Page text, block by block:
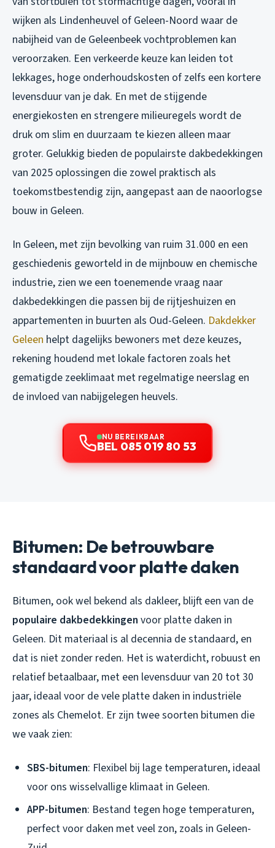
wijken als Lindenheuvel of Geleen-Noord waar de
nabijheid van de Geleenbeek vochtproblemen kan
veroorzaken. Een verkeerde keuze kan leiden tot
lekkages, hoge onderhoudskosten of zelfs een kortere
levensduur van je dak. En met de stijgende
energiekosten en strengere milieuregels wordt de
druk om slim en duurzaam te kiezen alleen maar
groter. Gelukkig bieden de populairste dakbedekkingen
van 2025 oplossingen die zowel praktisch als
toekomstbestendig zijn, aangepast aan de naoorlogse
bouw in Geleen.
In Geleen, met zijn bevolking van ruim 31.000 en een
geschiedenis geworteld in de mijnbouw en chemische
industrie, zien we een toenemende vraag naar
dakbedekkingen die passen bij de rijtjeshuizen en
appartementen in buurten als Oud-Geleen. Dakdekker
Geleen helpt dagelijks bewoners met deze keuzes,
rekening houdend met lokale factoren zoals het
gematigde zeeklimaat met regelmatige neerslag en
de invloed van nabijgelegen heuvels.
NU BEREIKBAAR
BEL 085 019 80 53
Bitumen: De betrouwbare
standaard voor platte daken
Bitumen, ook wel bekend als dakleer, blijft een van de
populaire dakbedekkingen voor platte daken in
Geleen. Dit materiaal is al decennia de standaard, en
dat is niet zonder reden. Het is waterdicht, robuust en
relatief betaalbaar, met een levensduur van 20 tot 30
jaar, ideaal voor de vele platte daken in industriële
zones als Chemelot. Er zijn twee soorten bitumen die
we vaak zien:
SBS-bitumen: Flexibel bij lage temperaturen, ideaal
voor ons wisselvallige klimaat in Geleen.
APP-bitumen: Bestand tegen hoge temperaturen,
perfect voor daken met veel zon, zoals in Geleen-